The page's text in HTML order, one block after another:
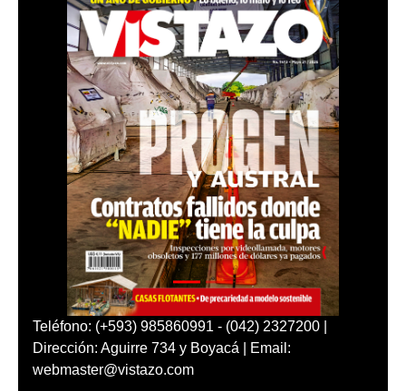
Teléfono: (+593) 985860991 - (042) 2327200 |
Dirección: Aguirre 734 y Boyacá | Email:
webmaster@vistazo.com